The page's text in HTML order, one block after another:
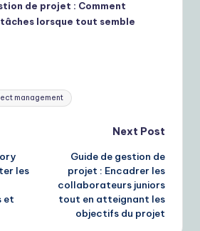
de projet : Comment
lorsque tout semble
management
les
et
Next Post
Guide de gestion de
projet : Encadrer les
collaborateurs juniors
tout en atteignant les
objectifs du projet